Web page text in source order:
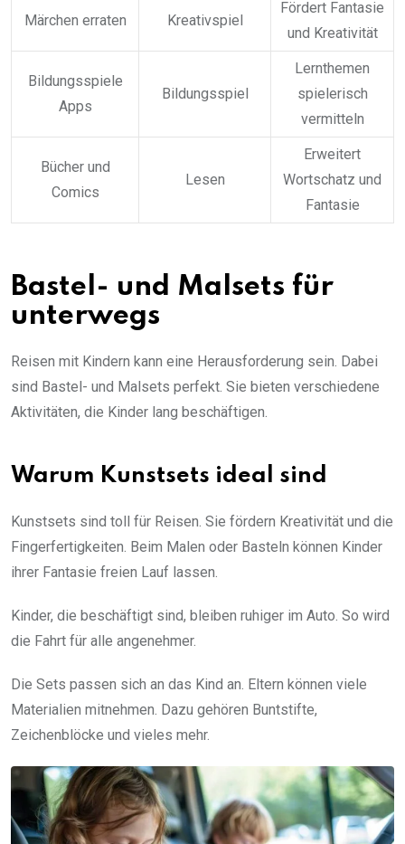
Märchen erraten Kreativspiel
Fördert Fantasie
und Kreativität
Bildungsspiele
Apps
Bildungsspiel
Lernthemen
spielerisch
vermitteln
Bücher und
Comics
Lesen
Erweitert
Wortschatz und
Fantasie
Bastel- und Malsets für
unterwegs
Reisen mit Kindern kann eine Herausforderung sein. Dabei
sind Bastel- und Malsets perfekt. Sie bieten verschiedene
Aktivitäten, die Kinder lang beschäftigen.
Warum Kunstsets ideal sind
Kunstsets sind toll für Reisen. Sie fördern Kreativität und die
Fingerfertigkeiten. Beim Malen oder Basteln können Kinder
ihrer Fantasie freien Lauf lassen.
Kinder, die beschäftigt sind, bleiben ruhiger im Auto. So wird
die Fahrt für alle angenehmer.
Die Sets passen sich an das Kind an. Eltern können viele
Materialien mitnehmen. Dazu gehören Buntstifte,
Zeichenblöcke und vieles mehr.